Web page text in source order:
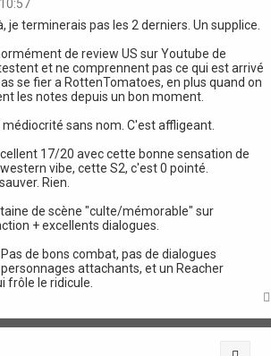
je terminerais pas les 2 derniers. Un supplice.
de review US sur Youtube de
et ne comprennent pas ce qui est arrivé
se fier a RottenTomatoes, en plus quand on
les notes depuis un bon moment.
médiocrité sans nom. C'est affligeant.
17/20 avec cette bonne sensation de
vibe, cette S2, c'est 0 pointé.
Rien.
de scène "culte/mémorable" sur
+ excellents dialogues.
de bons combat, pas de dialogues
attachants, et un Reacher
frôle le ridicule.